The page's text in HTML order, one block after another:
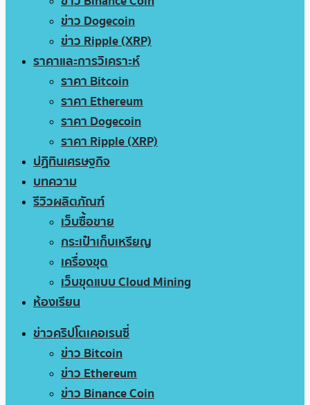
ข่าว Dogecoin
ข่าว Ripple (XRP)
ราคาและการวิเคราะห์
ราคา Bitcoin
ราคา Ethereum
ราคา Dogecoin
ราคา Ripple (XRP)
ปฏิทินเศรษฐกิจ
บทความ
รีวิวผลิตภัณฑ์
เว็บซื้อขาย
กระเป๋าเก็บเหรียญ
เครื่องขุด
เว็บขุดแบบ Cloud Mining
ห้องเรียน
ข่าวคริปโตเคอเรนซี่
ข่าว Bitcoin
ข่าว Ethereum
ข่าว Binance Coin